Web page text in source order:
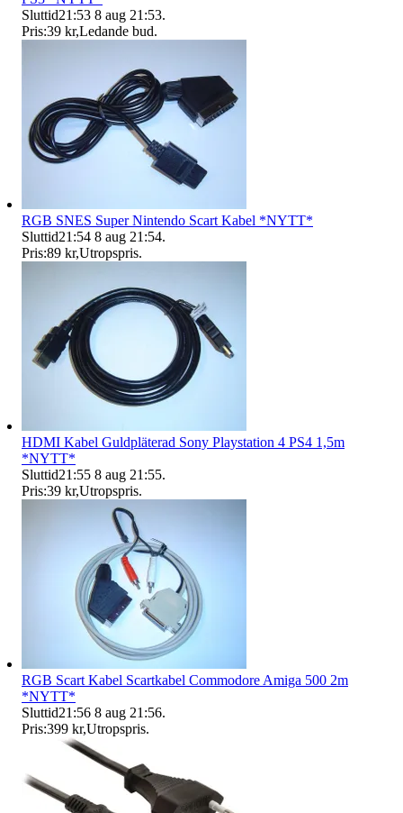
Sluttid21:53 8 aug 21:53.
Pris:39 kr,Ledande bud.
RGB SNES Super Nintendo Scart Kabel *NYTT*
Sluttid21:54 8 aug 21:54.
Pris:89 kr,Utropspris.
HDMI Kabel Guldpläterad Sony Playstation 4 PS4 1,5m
*NYTT*
Sluttid21:55 8 aug 21:55.
Pris:39 kr,Utropspris.
RGB Scart Kabel Scartkabel Commodore Amiga 500 2m
*NYTT*
Sluttid21:56 8 aug 21:56.
Pris:399 kr,Utropspris.